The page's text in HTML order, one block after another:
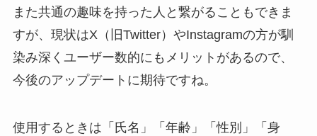
また共通の趣味を持った人と繋がることもできま
すが、現状はX（旧Twitter）やInstagramの方が馴
染み深くユーザー数的にもメリットがあるので、
今後のアップデートに期待ですね。
使用するときは「氏名」「年齢」「性別」「身